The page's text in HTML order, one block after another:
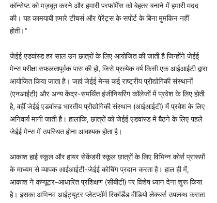
कॉन्सेप्ट को मज़बूत करने और हमारी परफॉर्मेंस को बेहतर बनाने में हमारी मदद
की। यह कामयाबी हमारे टीचर्स और पेरेंट्स के सपोर्ट के बिना मुमकिन नहीं
होती।”
जेईई एडवांस्ड हर साल उन छात्रों के लिए आयोजित की जाती है जिन्होंने जेईई
मेन्स परीक्षा सफलतापूर्वक पास की हो, जिसे प्रत्येक वर्ष किसी एक आईआईटी द्वारा
आयोजित किया जाता है। जहां जेईई मेन्स कई राष्ट्रीय प्रौद्योगिकी संस्थानों
(एनआईटी) और अन्य केंद्र-समर्थित इंजीनियरिंग कॉलेजों में प्रवेश के लिए होती
है, वहीं जेईई एडवांस्ड भारतीय प्रौद्योगिकी संस्थान (आईआईटी) में प्रवेश के लिए
अनिवार्य मानी जाती है। हालांकि, छात्रों को जेईई एडवांस्ड में बैठने के लिए पहले
जेईई मेन्स में उपस्थित होना आवश्यक होता है।
आकाश हाई स्कूल और हायर सेकेंडरी स्कूल छात्रों के लिए विभिन्न कोर्स प्रारूपों
के माध्यम से व्यापक आईआईटी-जेईई कोचिंग प्रदान करता है। हाल ही में,
आकाश ने कंप्यूटर-आधारित प्रशिक्षण (सीबीटी) पर विशेष ध्यान देना शुरू किया
है। इसका अभिनव आईट्यूटर प्लेटफॉर्म रिकॉर्डेड वीडियो लेक्चर्स उपलब्ध कराता